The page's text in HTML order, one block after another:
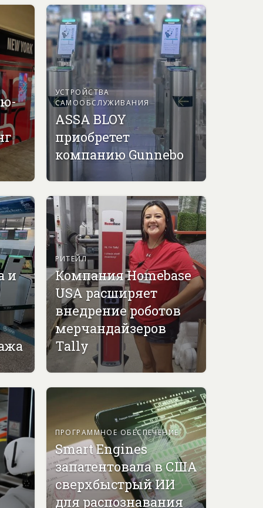
УСТРОЙСТВА
САМООБСЛУЖИВАНИЯ
ASSA BLOY
приобретет
компанию Gunnebo
и
РИТЕЙЛ
Компания Homebase
USA расширяет
внедрение роботов
мерчандайзеров
Tally
ПРОГРАММНОЕ ОБЕСПЕЧЕНИЕ
Smart Engines
запатентовала в США
сверхбыстрый ИИ
для распознавания